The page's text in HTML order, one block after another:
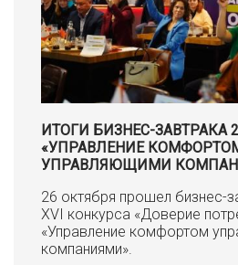
ИТОГИ БИЗНЕС-ЗАВТРАКА
«УПРАВЛЕНИЕ
УПРАВЛЯЮЩИМИ
26 октября прошел бизнес-
XVI конкурса «Доверие
«Управление комфортом
компаниями».